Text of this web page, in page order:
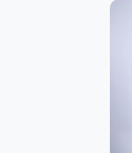
https://
https://
https://